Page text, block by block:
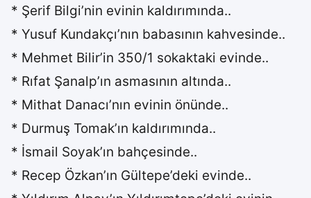
* Şerif Bilgi’nin evinin kaldırımında..
* Yusuf Kundakçı’nın babasının kahvesinde..
* Mehmet Bilir’in 350/1 sokaktaki evinde..
* Rıfat Şanalp’ın asmasının altında..
* Mithat Danacı’nın evinin önünde..
* Durmuş Tomak’ın kaldırımında..
* İsmail Soyak’ın bahçesinde..
* Recep Özkan’ın Gültepe’deki evinde..